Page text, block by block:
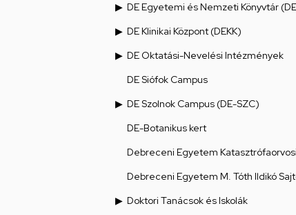
DE Egyetemi és Nemzeti Könyvtár
DE Klinikai Központ (DEKK)
DE Oktatási-Nevelési Intézmények
DE Siófok Campus
DE Szolnok Campus (DE-SZC)
DE-Botanikus kert
Debreceni Egyetem
Debreceni Egyetem M. Tóth Ildikó
Doktori Tanácsok és Iskolák